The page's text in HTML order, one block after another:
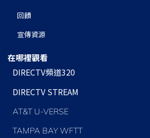
回饋
宣傳資源
在哪裡觀看
DIRECTV頻道320
DIRECTV STREAM
AT&T U-VERSE
TAMPA BAY WFTT